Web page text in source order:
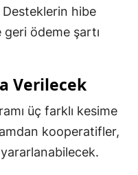
hibe
ödeme şartı
Verilecek
üç farklı kesime
kooperatifler,